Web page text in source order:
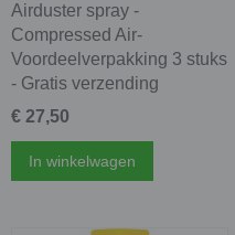
Airduster spray -
Compressed Air-
Voordeelverpakking 3 stuks
- Gratis verzending
€ 27,50
In winkelwagen